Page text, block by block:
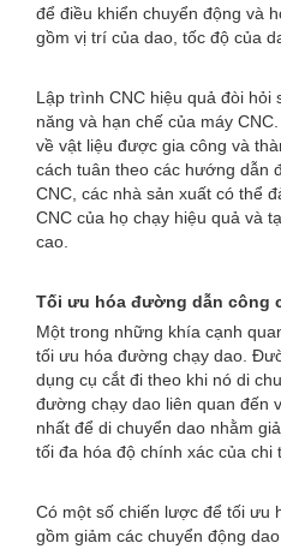
để điều khiển chuyển động và
gồm vị trí của dao, tốc độ của
Lập trình CNC hiệu quả đòi hỏi
năng và hạn chế của máy
về vật liệu được gia công và
cách tuân theo các hướng dẫn
CNC, các nhà sản xuất có thể
CNC của họ chạy hiệu quả và
cao.
Tối ưu hóa đường dẫn công
Một trong những khía cạnh
tối ưu hóa đường chạy dao.
dụng cụ cắt đi theo khi nó di
đường chạy dao liên quan đến
nhất để di chuyển dao nhằm
tối đa hóa độ chính xác của chi
Có một số chiến lược để tối ưu
gồm giảm các chuyển động